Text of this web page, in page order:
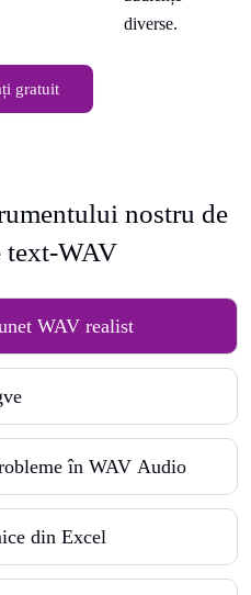
diverse.
gratuit
nostru de
text-WAV
WAV realist
în WAV Audio
din Excel